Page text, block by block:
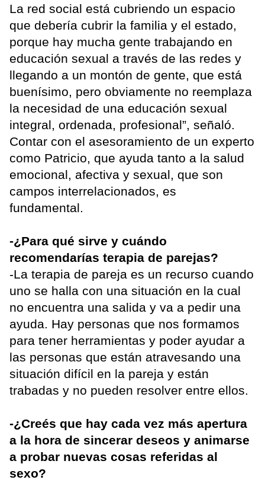
La red social está cubriendo un espacio
que debería cubrir la familia y el estado,
porque hay mucha gente trabajando en
educación sexual a través de las redes y
llegando a un montón de gente, que está
buenísimo, pero obviamente no reemplaza
la necesidad de una educación sexual
integral, ordenada, profesional”, señaló.
Contar con el asesoramiento de un experto
como Patricio, que ayuda tanto a la salud
emocional, afectiva y sexual, que son
campos interrelacionados, es
fundamental.
-¿Para qué sirve y cuándo
recomendarías terapia de parejas?
-La terapia de pareja es un recurso cuando
uno se halla con una situación en la cual
no encuentra una salida y va a pedir una
ayuda. Hay personas que nos formamos
para tener herramientas y poder ayudar a
las personas que están atravesando una
situación difícil en la pareja y están
trabadas y no pueden resolver entre ellos.
-¿Creés que hay cada vez más apertura
a la hora de sincerar deseos y animarse
a probar nuevas cosas referidas al
sexo?